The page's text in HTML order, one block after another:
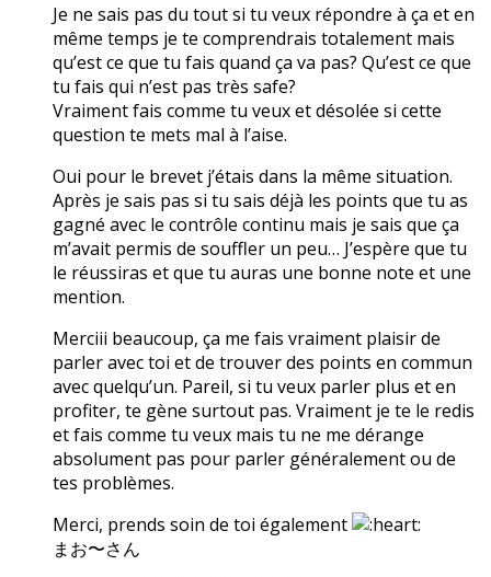
Je ne sais pas du tout si tu veux répondre à ça et en
même temps je te comprendrais totalement mais
qu’est ce que tu fais quand ça va pas? Qu’est ce que
tu fais qui n’est pas très safe?
Vraiment fais comme tu veux et désolée si cette
question te mets mal à l’aise.
Oui pour le brevet j’étais dans la même situation.
Après je sais pas si tu sais déjà les points que tu as
gagné avec le contrôle continu mais je sais que ça
m’avait permis de souffler un peu… J’espère que tu
le réussiras et que tu auras une bonne note et une
mention.
Merciii beaucoup, ça me fais vraiment plaisir de
parler avec toi et de trouver des points en commun
avec quelqu’un. Pareil, si tu veux parler plus et en
profiter, te gène surtout pas. Vraiment je te le redis
et fais comme tu veux mais tu ne me dérange
absolument pas pour parler généralement ou de
tes problèmes.
Merci, prends soin de toi également
まお〜さん